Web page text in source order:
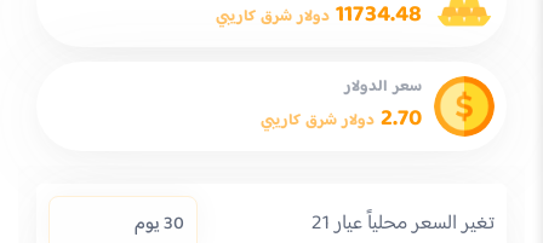
11734.48 دولار شرق كاريبي
سعر الدولار
2.70 دولار شرق كاريبي
تغير السعر محلياً عيار 21